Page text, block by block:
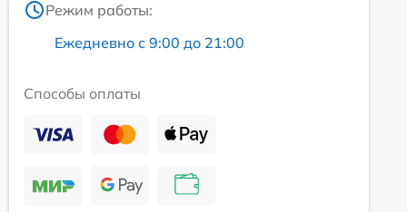
Режим работы:
Ежедневно с 9:00 до 21:00
Способы оплаты